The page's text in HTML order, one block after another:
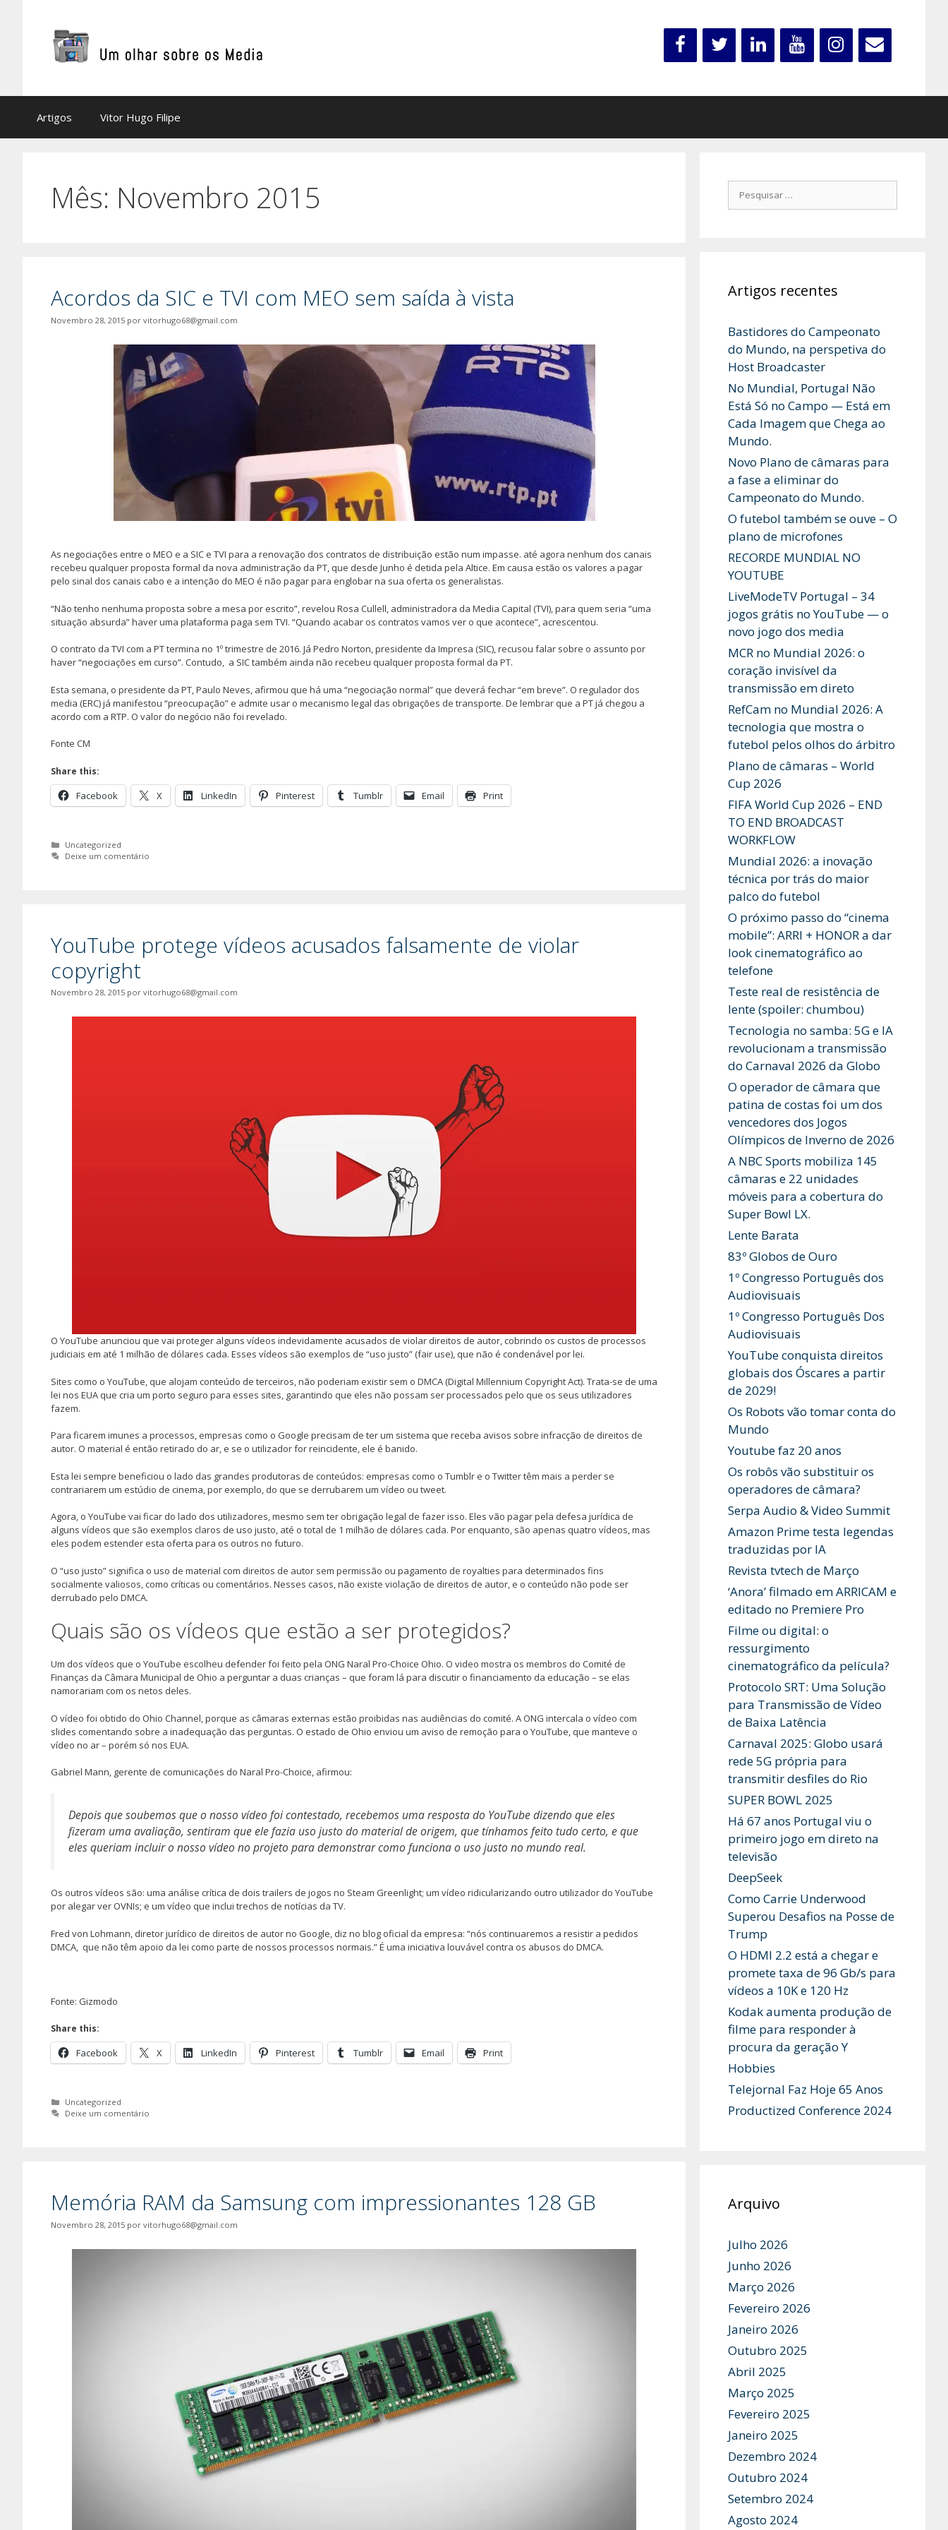
Artigos Vitor Hugo Filipe
Mês: Novembro 2015
Acordos da SIC e TVI com MEO sem saída à vista
Novembro 28, 2015 por vitorhugo68@gmail.com
As negociações entre o MEO e a SIC e TVI para a renovação dos contratos de distribuição estão num impasse. até agora nenhum dos canais
recebeu qualquer proposta formal da nova administração da PT, que desde Junho é detida pela Altice. Em causa estão os valores a pagar
pelo sinal dos canais cabo e a intenção do MEO é não pagar para englobar na sua oferta os generalistas.
“Não tenho nenhuma proposta sobre a mesa por escrito”, revelou Rosa Cullell, administradora da Media Capital (TVI), para quem seria “uma
situação absurda” haver uma plataforma paga sem TVI. “Quando acabar os contratos vamos ver o que acontece”, acrescentou.
O contrato da TVI com a PT termina no 1º trimestre de 2016. Já Pedro Norton, presidente da Impresa (SIC), recusou falar sobre o assunto por
haver “negociações em curso”. Contudo, a SIC também ainda não recebeu qualquer proposta formal da PT.
Esta semana, o presidente da PT, Paulo Neves, afirmou que há uma “negociação normal” que deverá fechar “em breve”. O regulador dos
media (ERC) já manifestou “preocupação” e admite usar o mecanismo legal das obrigações de transporte. De lembrar que a PT já chegou a
acordo com a RTP. O valor do negócio não foi revelado.
Fonte CM
Share this:
Facebook X LinkedIn Pinterest Tumblr Email Print
Categorias
Uncategorized
Deixe um comentário
YouTube protege vídeos acusados falsamente de violar
copyright
Novembro 28, 2015 por vitorhugo68@gmail.com
O YouTube anunciou que vai proteger alguns vídeos indevidamente acusados de violar direitos de autor, cobrindo os custos de processos
judiciais em até 1 milhão de dólares cada. Esses vídeos são exemplos de “uso justo” (fair use), que não é condenável por lei.
Sites como o YouTube, que alojam conteúdo de terceiros, não poderiam existir sem o DMCA (Digital Millennium Copyright Act). Trata-se de uma
lei nos EUA que cria um porto seguro para esses sites, garantindo que eles não possam ser processados pelo que os seus utilizadores
fazem.
Para ficarem imunes a processos, empresas como o Google precisam de ter um sistema que receba avisos sobre infracção de direitos de
autor. O material é então retirado do ar, e se o utilizador for reincidente, ele é banido.
Esta lei sempre beneficiou o lado das grandes produtoras de conteúdos: empresas como o Tumblr e o Twitter têm mais a perder se
contrariarem um estúdio de cinema, por exemplo, do que se derrubarem um vídeo ou tweet.
Agora, o YouTube vai ficar do lado dos utilizadores, mesmo sem ter obrigação legal de fazer isso. Eles vão pagar pela defesa jurídica de
alguns vídeos que são exemplos claros de uso justo, até o total de 1 milhão de dólares cada. Por enquanto, são apenas quatro vídeos, mas
eles podem estender esta oferta para os outros no futuro.
O “uso justo” significa o uso de material com direitos de autor sem permissão ou pagamento de royalties para determinados fins
socialmente valiosos, como críticas ou comentários. Nesses casos, não existe violação de direitos de autor, e o conteúdo não pode ser
derrubado pelo DMCA.
Quais são os vídeos que estão a ser protegidos?
Um dos vídeos que o YouTube escolheu defender foi feito pela ONG Naral Pro-Choice Ohio. O video mostra os membros do Comité de
Finanças da Câmara Municipal de Ohio a perguntar a duas crianças – que foram lá para discutir o financiamento da educação – se elas
namorariam com os netos deles.
O vídeo foi obtido do Ohio Channel, porque as câmaras externas estão proibidas nas audiências do comité. A ONG intercala o vídeo com
slides comentando sobre a inadequação das perguntas. O estado de Ohio enviou um aviso de remoção para o YouTube, que manteve o
vídeo no ar – porém só nos EUA.
Gabriel Mann, gerente de comunicações do Naral Pro-Choice, afirmou:
Depois que soubemos que o nosso vídeo foi contestado, recebemos uma resposta do YouTube dizendo que eles
fizeram uma avaliação, sentiram que ele fazia uso justo do material de origem, que tínhamos feito tudo certo, e que
eles queriam incluir o nosso vídeo no projeto para demonstrar como funciona o uso justo no mundo real.
Os outros vídeos são: uma análise crítica de dois trailers de jogos no Steam Greenlight; um vídeo ridicularizando outro utilizador do YouTube
por alegar ver OVNIs; e um vídeo que inclui trechos de notícias da TV.
Fred von Lohmann, diretor jurídico de direitos de autor no Google, diz no blog oficial da empresa: “nós continuaremos a resistir a pedidos
DMCA, que não têm apoio da lei como parte de nossos processos normais.” É uma iniciativa louvável contra os abusos do DMCA.
Fonte: Gizmodo
Share this:
Facebook X LinkedIn Pinterest Tumblr Email Print
Categorias
Uncategorized
Deixe um comentário
Memória RAM da Samsung com impressionantes 128 GB
Novembro 28, 2015 por vitorhugo68@gmail.com
Pesquisar
por:
Artigos recentes
Bastidores do Campeonato
do Mundo, na perspetiva do
Host Broadcaster
No Mundial, Portugal Não
Está Só no Campo — Está em
Cada Imagem que Chega ao
Mundo.
Novo Plano de câmaras para
a fase a eliminar do
Campeonato do Mundo.
O futebol também se ouve – O
plano de microfones
RECORDE MUNDIAL NO
YOUTUBE
LiveModeTV Portugal – 34
jogos grátis no YouTube — o
novo jogo dos media
MCR no Mundial 2026: o
coração invisível da
transmissão em direto
RefCam no Mundial 2026: A
tecnologia que mostra o
futebol pelos olhos do árbitro
Plano de câmaras – World
Cup 2026
FIFA World Cup 2026 – END
TO END BROADCAST
WORKFLOW
Mundial 2026: a inovação
técnica por trás do maior
palco do futebol
O próximo passo do “cinema
mobile”: ARRI + HONOR a dar
look cinematográfico ao
telefone
Teste real de resistência de
lente (spoiler: chumbou)
Tecnologia no samba: 5G e IA
revolucionam a transmissão
do Carnaval 2026 da Globo
O operador de câmara que
patina de costas foi um dos
vencedores dos Jogos
Olímpicos de Inverno de 2026
A NBC Sports mobiliza 145
câmaras e 22 unidades
móveis para a cobertura do
Super Bowl LX.
Lente Barata
83º Globos de Ouro
1º Congresso Português dos
Audiovisuais
1º Congresso Português Dos
Audiovisuais
YouTube conquista direitos
globais dos Óscares a partir
de 2029!
Os Robots vão tomar conta do
Mundo
Youtube faz 20 anos
Os robôs vão substituir os
operadores de câmara?
Serpa Audio & Video Summit
Amazon Prime testa legendas
traduzidas por IA
Revista tvtech de Março
‘Anora’ filmado em ARRICAM e
editado no Premiere Pro
Filme ou digital: o
ressurgimento
cinematográfico da película?
Protocolo SRT: Uma Solução
para Transmissão de Vídeo
de Baixa Latência
Carnaval 2025: Globo usará
rede 5G própria para
transmitir desfiles do Rio
SUPER BOWL 2025
Há 67 anos Portugal viu o
primeiro jogo em direto na
televisão
DeepSeek
Como Carrie Underwood
Superou Desafios na Posse de
Trump
O HDMI 2.2 está a chegar e
promete taxa de 96 Gb/s para
vídeos a 10K e 120 Hz
Kodak aumenta produção de
filme para responder à
procura da geração Y
Hobbies
Telejornal Faz Hoje 65 Anos
Productized Conference 2024
Arquivo
Julho 2026
Junho 2026
Março 2026
Fevereiro 2026
Janeiro 2026
Outubro 2025
Abril 2025
Março 2025
Fevereiro 2025
Janeiro 2025
Dezembro 2024
Outubro 2024
Setembro 2024
Agosto 2024